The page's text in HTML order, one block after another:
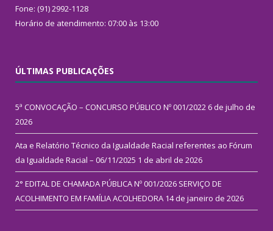
Fone: (91) 2992-1128
Horário de atendimento: 07:00 às 13:00
ÚLTIMAS PUBLICAÇÕES
5ª CONVOCAÇÃO – CONCURSO PÚBLICO Nº 001/2022 6 de julho de
2026
Ata e Relatório Técnico da Igualdade Racial referentes ao Fórum
da Igualdade Racial – 06/11/2025 1 de abril de 2026
2° EDITAL DE CHAMADA PÚBLICA Nº 001/2026 SERVIÇO DE
ACOLHIMENTO EM FAMÍLIA ACOLHEDORA 14 de janeiro de 2026